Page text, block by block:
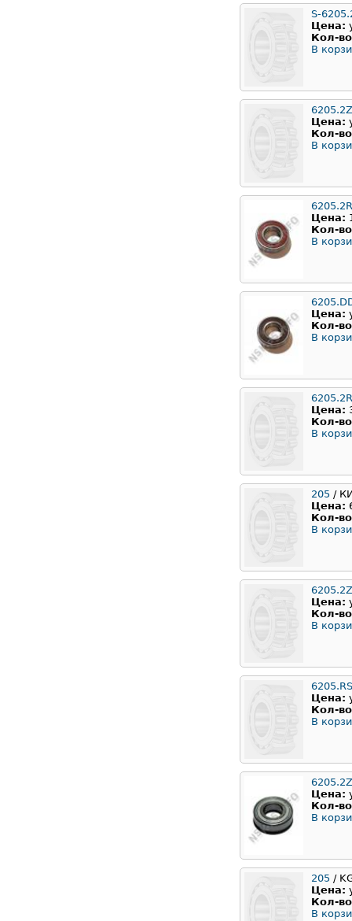
S-
Цена:
Кол-
В
Цена:
Кол-
В
Цена:
Кол-
В
Цена:
Кол-
В
Цена:
Кол-
В
205 /
Цена:
Кол-
В
Цена:
Кол-
В
6205.RS
Цена:
Кол-
В
Цена:
Кол-
В
205 /
Цена:
Кол-
В